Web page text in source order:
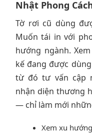
Nhật Phong
Tờ rơi cũ dùng
Muốn tái in với
hướng ngành.
kế đang được
từ đó tư vấn cập
nhận diện thương
— chỉ làm mới
Xem xu